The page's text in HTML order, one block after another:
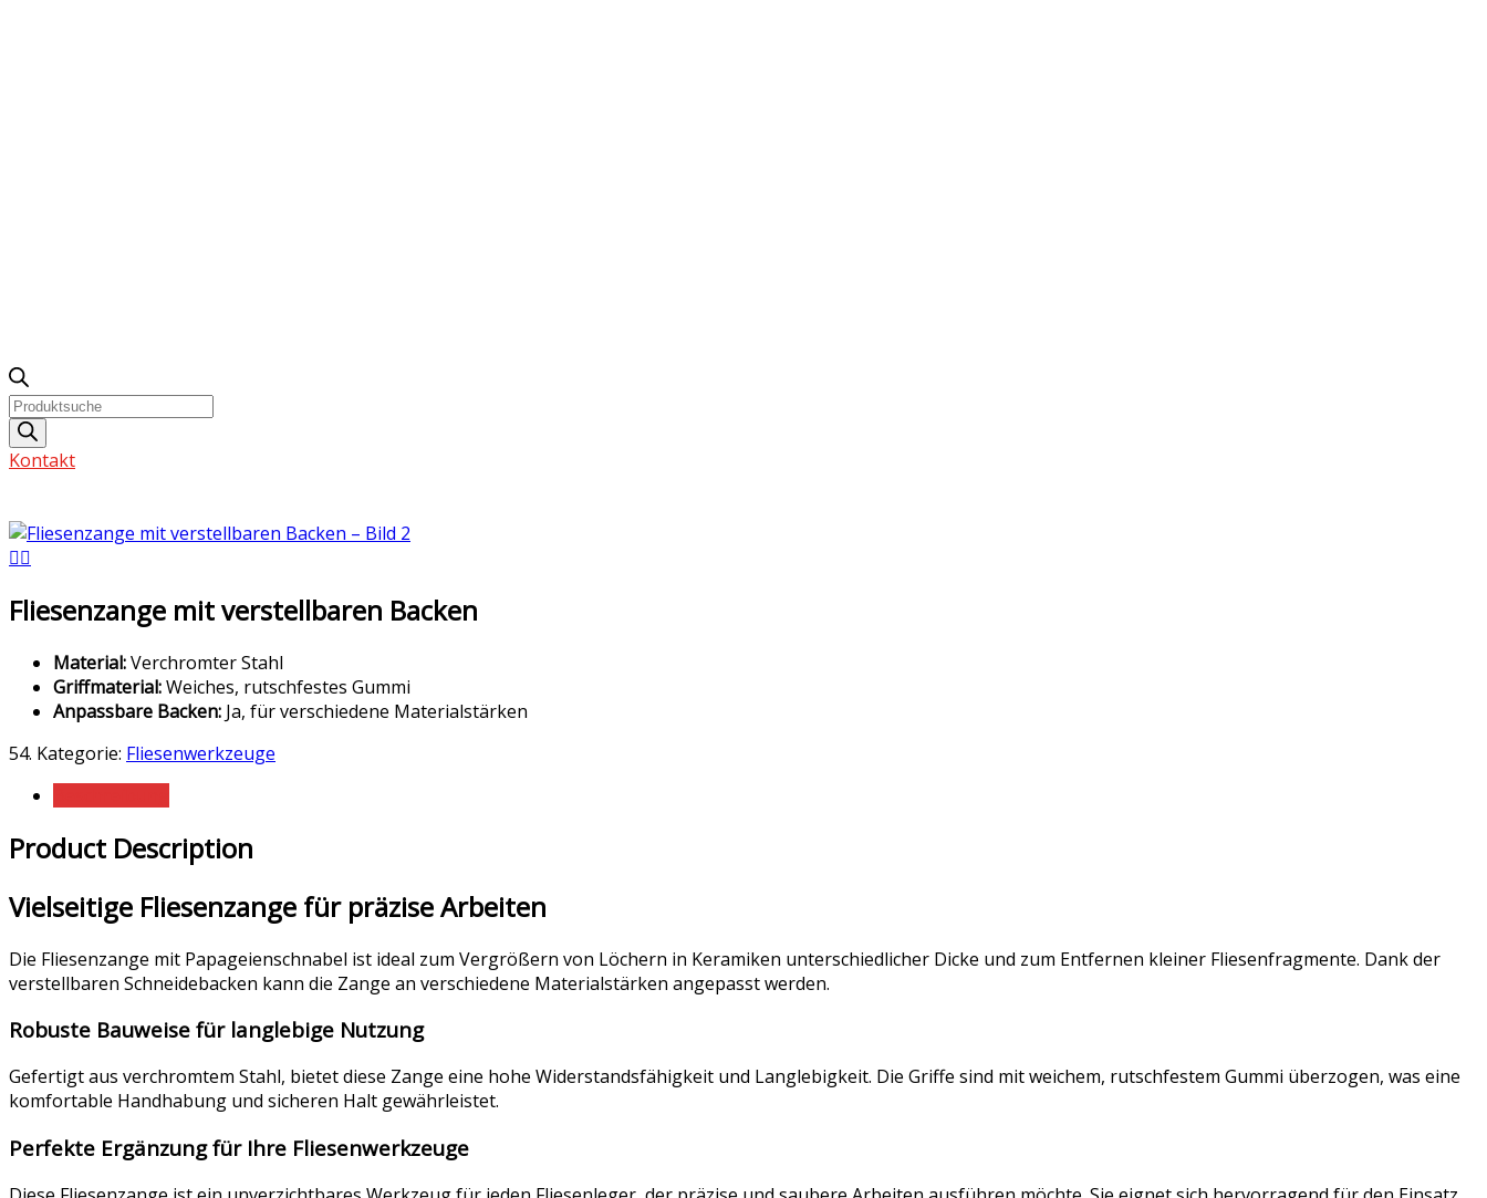
Products
search
Kontakt
Fliesenzange mit verstellbaren Backen
Material:Verchromter Stahl
Griffmaterial:Weiches, rutschfestes Gummi
Anpassbare Backen: Ja, für verschiedene Materialstärken
54. Kategorie: Fliesenwerkzeuge
Product Description
Vielseitige Fliesenzange für präzise Arbeiten
Die Fliesenzange mit Papageienschnabel ist ideal zum Vergrößern von Löchern in Keramiken unterschiedlicher Dicke und zum Entfernen kleiner Fliesenfragmente. Dank der
verstellbaren Schneidebacken kann die Zange an verschiedene Materialstärken angepasst werden.
Robuste Bauweise für langlebige Nutzung
Gefertigt aus verchromtem Stahl, bietet diese Zange eine hohe Widerstandsfähigkeit und Langlebigkeit. Die Griffe sind mit weichem, rutschfestem Gummi überzogen, was eine
komfortable Handhabung und sicheren Halt gewährleistet.
Perfekte Ergänzung für Ihre Fliesenwerkzeuge